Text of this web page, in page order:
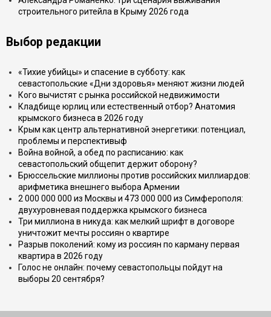
строительного ритейла в Крыму 2026 года
Выбор редакции
«Тихие убийцы» и спасение в субботу: как
севастопольские «Дни здоровья» меняют жизни людей
Кого вычистят с рынка российской недвижимости
Кладбище юрлиц или естественный отбор? Анатомия
крымского бизнеса в 2026 году
Крым как центр альтернативной энергетики: потенциал,
проблемы и перспективыф
Война войной, а обед по расписанию: как
севастопольский общепит держит оборону?
Брюссельские миллионы против российских миллиардов:
арифметика внешнего выбора Армении
2 000 000 000 из Москвы и 473 000 000 из Симферополя:
двухуровневая поддержка крымского бизнеса
Три миллиона в никуда: как мелкий шрифт в договоре
уничтожит мечты россиян о квартире
Разрыв поколений: кому из россиян по карману первая
квартира в 2026 году
Голос не онлайн: почему севастопольцы пойдут на
выборы 20 сентября?